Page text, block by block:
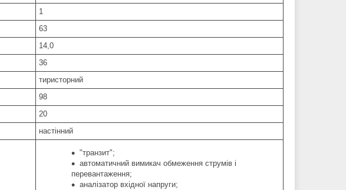
1
63
14,0
36
тиристорний
98
20
настінний
"транзит";
автоматичний вимикач обмеження струмів і
перевантаження;
аналізатор вхідної напруги;